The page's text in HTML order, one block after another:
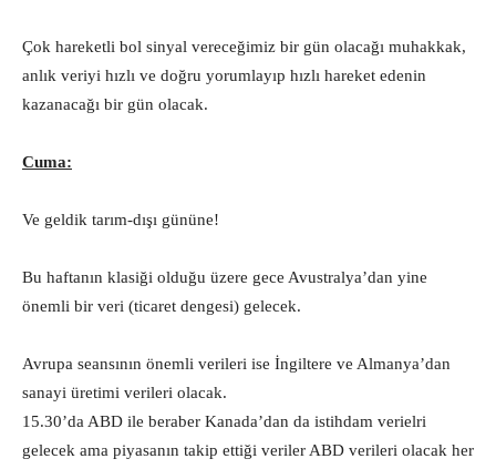
Çok hareketli bol sinyal vereceğimiz bir gün olacağı muhakkak,
anlık veriyi hızlı ve doğru yorumlayıp hızlı hareket edenin
kazanacağı bir gün olacak.
Cuma:
Ve geldik tarım-dışı gününe!
Bu haftanın klasiği olduğu üzere gece Avustralya’dan yine
önemli bir veri (ticaret dengesi) gelecek.
Avrupa seansının önemli verileri ise İngiltere ve Almanya’dan
sanayi üretimi verileri olacak.
15.30’da ABD ile beraber Kanada’dan da istihdam verielri
gelecek ama piyasanın takip ettiği veriler ABD verileri olacak her